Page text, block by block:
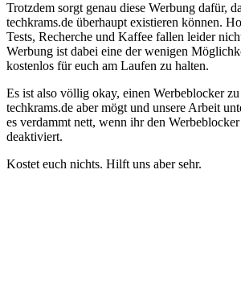
Trotzdem sorgt genau diese Werbung dafür,
techkrams.de überhaupt existieren können.
Tests, Recherche und Kaffee fallen leider
Werbung ist dabei eine der wenigen
kostenlos für euch am Laufen zu halten.
Es ist also völlig okay, einen Werbeblocker
techkrams.de aber mögt und unsere Arbeit
es verdammt nett, wenn ihr den
deaktiviert.
Kostet euch nichts. Hilft uns aber sehr.